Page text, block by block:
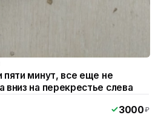
пяти минут, все еще не
вниз на перекрестье слева
3000₽